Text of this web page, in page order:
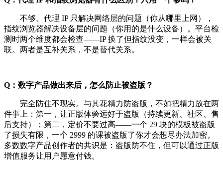
不够。代理 IP 只解决网络层的问题（你从哪里上网），
指纹浏览器解决设备层的问题（你用的是什么设备）。平台检
测时两个维度都会检查——IP 换了但指纹没变，一样会被关
联。两者是互补关系，不是替代关系。
Q：数字产品做出来后，怎么防止被盗版？
完全防住不现实。与其花精力防盗版，不如把精力放在两
件事上：第一，让正版体验远好于盗版（持续更新、社区、售
后支持）；第二，定价不要过高——一个 29 块的模板被盗版
了损失有限，一个 2999 的课被盗版了你才会想尽办法加密。
多数数字产品创作者的共识是：盗版防不住，但可以通过正版
增值服务让用户愿意付钱。